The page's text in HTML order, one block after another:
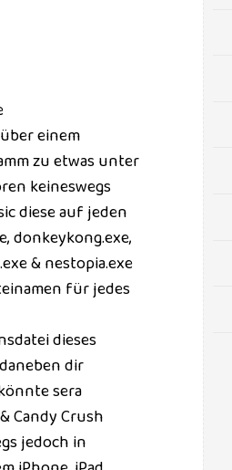
einem
zu etwas unter
keineswegs
diese auf jeden
donkeykong.exe,
& nestopia.exe
für jedes
dieses
dir
sera
Candy Crush
jedoch in